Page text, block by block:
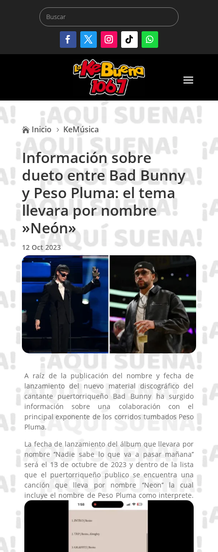
 Inicio 5 KeMúsica
Información sobre
dueto entre Bad Bunny
y Peso Pluma: el tema
llevara por nombre
»Neón»
12 Oct 2023
A raíz de la publicación del nombre y fecha de
lanzamiento del nuevo material discográfico del
cantante puertorriqueño Bad Bunny ha surgido
información sobre una colaboración con el
principal exponente de los corridos tumbados Peso
Pluma.
La fecha de lanzamiento del álbum que llevara por
nombre ‘’Nadie sabe lo que va a pasar mañana’’
será el 13 de octubre de 2023 y dentro de la lista
que el puertorriqueño publico se encuentra una
canción que lleva por nombre ‘’Neon’’ la cual
incluye el nombre de Peso Pluma como interprete.